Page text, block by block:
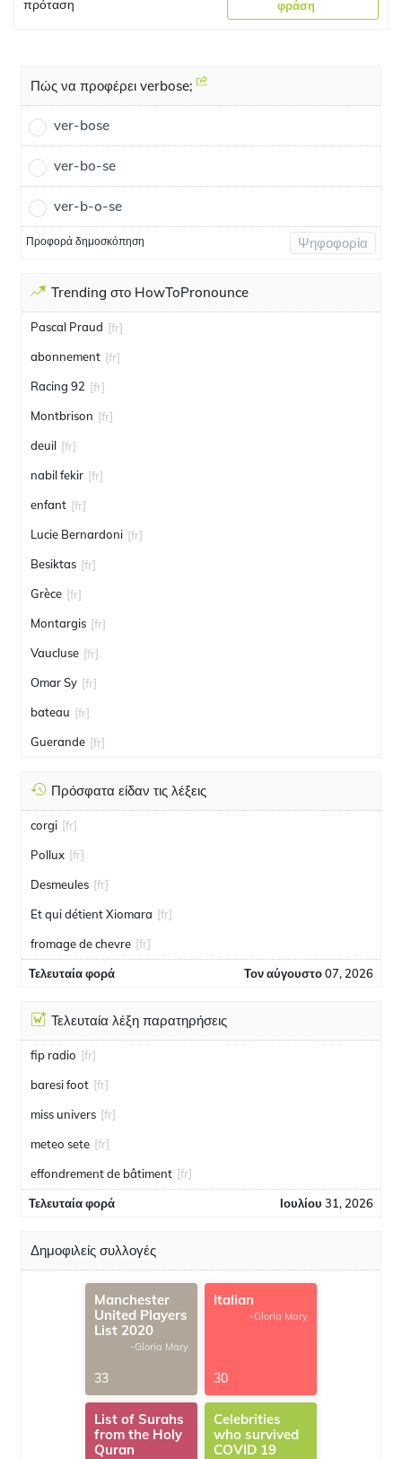
πρόταση φράση
Πώς να προφέρει verbose;
ver-bose
ver-bo-se
ver-b-o-se
Προφορά δημοσκόπηση Ψηφοφορία
Trending στο HowToPronounce
Pascal Praud [fr]
abonnement [fr]
Racing 92 [fr]
Montbrison [fr]
deuil [fr]
nabil fekir [fr]
enfant [fr]
Lucie Bernardoni [fr]
Besiktas [fr]
Grèce [fr]
Montargis [fr]
Vaucluse [fr]
Omar Sy [fr]
bateau [fr]
Guerande [fr]
Πρόσφατα είδαν τις λέξεις
corgi [fr]
Pollux [fr]
Desmeules [fr]
Et qui détient Xiomara [fr]
fromage de chevre [fr]
Τελευταία φορά Τον αύγουστο 07, 2026
Τελευταία λέξη παρατηρήσεις
fip radio [fr]
baresi foot [fr]
miss univers [fr]
meteo sete [fr]
effondrement de bâtiment [fr]
Τελευταία φορά Ιουλίου 31, 2026
Δημοφιλείς συλλογές
Manchester
United Players
List 2020
-Gloria Mary
33
Italian
-Gloria Mary
30
List of Surahs
from the Holy
Quran
Celebrities
who survived
COVID 19